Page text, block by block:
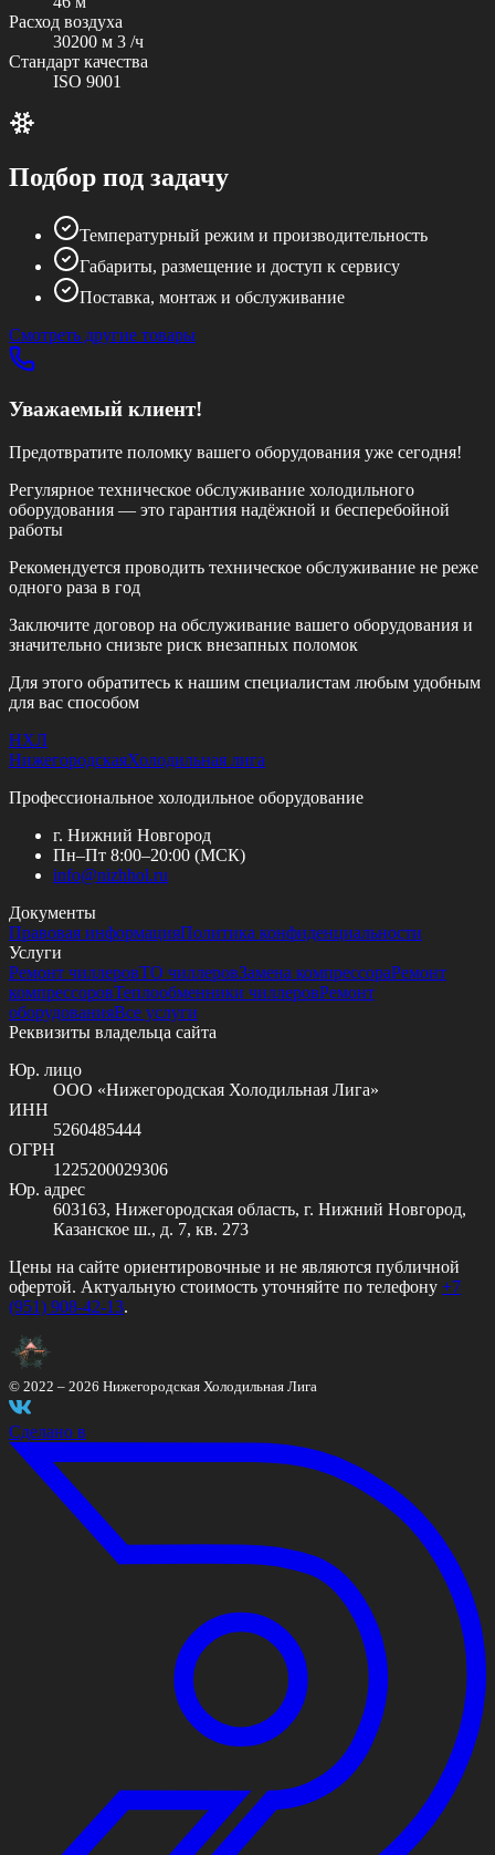
Расход воздуха
30200 м 3 /ч
Стандарт качества
ISO 9001
Подбор под задачу
Температурный режим и производительность
Габариты, размещение и доступ к сервису
Поставка, монтаж и обслуживание
Смотреть другие товары
Уважаемый клиент!
Предотвратите поломку вашего оборудования уже сегодня!
Регулярное техническое обслуживание холодильного
оборудования — это гарантия надёжной и бесперебойной
работы
Рекомендуется проводить техническое обслуживание не реже
одного раза в год
Заключите договор на обслуживание вашего оборудования и
значительно снизьте риск внезапных поломок
Для этого обратитесь к нашим специалистам любым удобным
для вас способом
НХЛ
НижегородскаяХолодильная лига
Профессиональное холодильное оборудование
г. Нижний Новгород
Пн–Пт 8:00–20:00 (МСК)
info@nizhhol.ru
Документы
Правовая информацияПолитика конфиденциальности
Услуги
Ремонт чиллеровТО чиллеровЗамена компрессораРемонт
компрессоровТеплообменники чиллеровРемонт
оборудованияВсе услуги
Реквизиты владельца сайта
Юр. лицо
ООО «Нижегородская Холодильная Лига»
ИНН
5260485444
ОГРН
1225200029306
Юр. адрес
603163, Нижегородская область, г. Нижний Новгород,
Казанское ш., д. 7, кв. 273
Цены на сайте ориентировочные и не являются публичной
офертой. Актуальную стоимость уточняйте по телефону +7
(951) 908-42-13.
© 2022 – 2026 Нижегородская Холодильная Лига
Сделано в